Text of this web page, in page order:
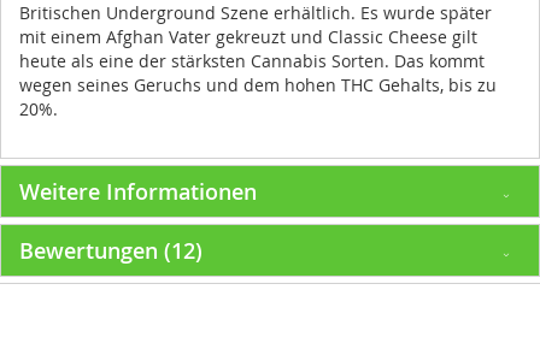
Britischen Underground Szene erhältlich. Es wurde später
mit einem Afghan Vater gekreuzt und Classic Cheese gilt
heute als eine der stärksten Cannabis Sorten. Das kommt
wegen seines Geruchs und dem hohen THC Gehalts, bis zu
20%.
Weitere Informationen
Bewertungen 12